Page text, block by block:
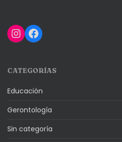
Instagram
Facebook
CATEGORÍAS
Educación
Gerontología
Sin categoría